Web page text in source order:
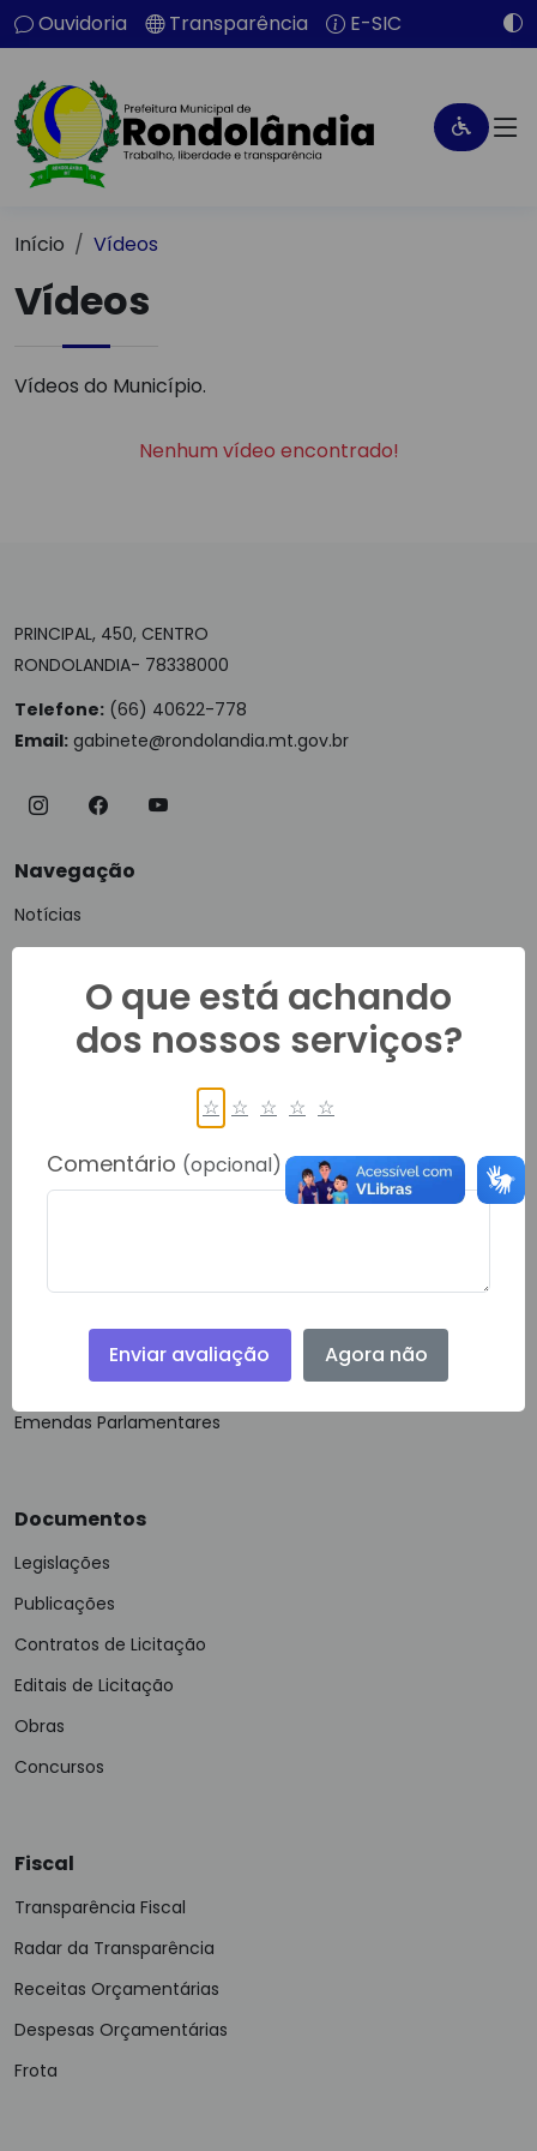
Ouvidoria Transparência E-SIC
Início Vídeos
Vídeos
Vídeos do Município.
Nenhum vídeo encontrado!
PRINCIPAL, 450, CENTRO
RONDOLANDIA- 78338000
Telefone: (66) 40622-778
Email: gabinete@rondolandia.mt.gov.br
Navegação
Notícias
Vídeos
Ouvidoria
Guias e Manuais
Acessibilidade
Emendas Parlamentares
Documentos
Legislações
Publicações
Contratos de Licitação
Editais de Licitação
Obras
Concursos
Fiscal
Transparência Fiscal
Radar da Transparência
Receitas Orçamentárias
Despesas Orçamentárias
Frota
O que está achando
dos nossos serviços?
☆ ☆ ☆ ☆ ☆
Comentário (opcional)
Enviar avaliação Agora não